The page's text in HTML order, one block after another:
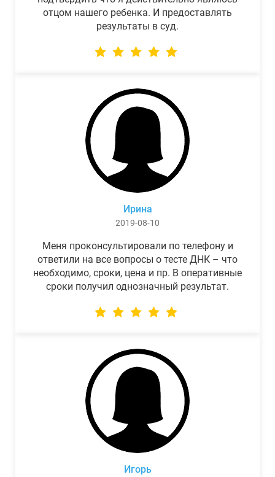
отцом нашего ребенка. И предоставлять
результаты в суд.
Ирина
2019-08-10
Меня проконсультировали по телефону и
ответили на все вопросы о тесте ДНК – что
необходимо, сроки, цена и пр. В оперативные
сроки получил однозначный результат.
Игорь